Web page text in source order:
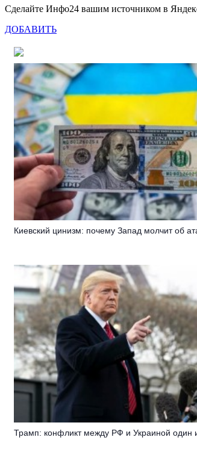
Сделайте Инфо24 вашим источником в
ДОБАВИТЬ
Киевский цинизм: почему Запад молчит об
Трамп: конфликт между РФ и Украиной один